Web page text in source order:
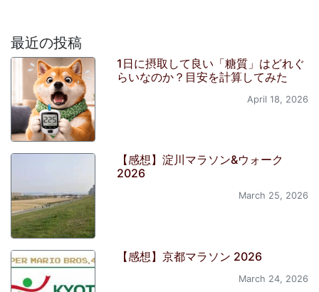
最近の投稿
1日に摂取して良い「糖質」はどれぐ
らいなのか？目安を計算してみた
April 18, 2026
【感想】淀川マラソン&ウォーク
2026
March 25, 2026
【感想】京都マラソン 2026
March 24, 2026